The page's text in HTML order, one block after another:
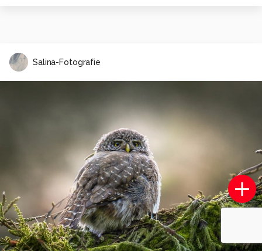
Salina-Fotografie